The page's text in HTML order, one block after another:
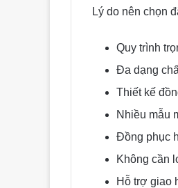
Lý do nên chọn
Quy trình
Đa dạng
Thiết kế
Nhiều mẫu
Đồng phục
Không cần
Hỗ trợ giao